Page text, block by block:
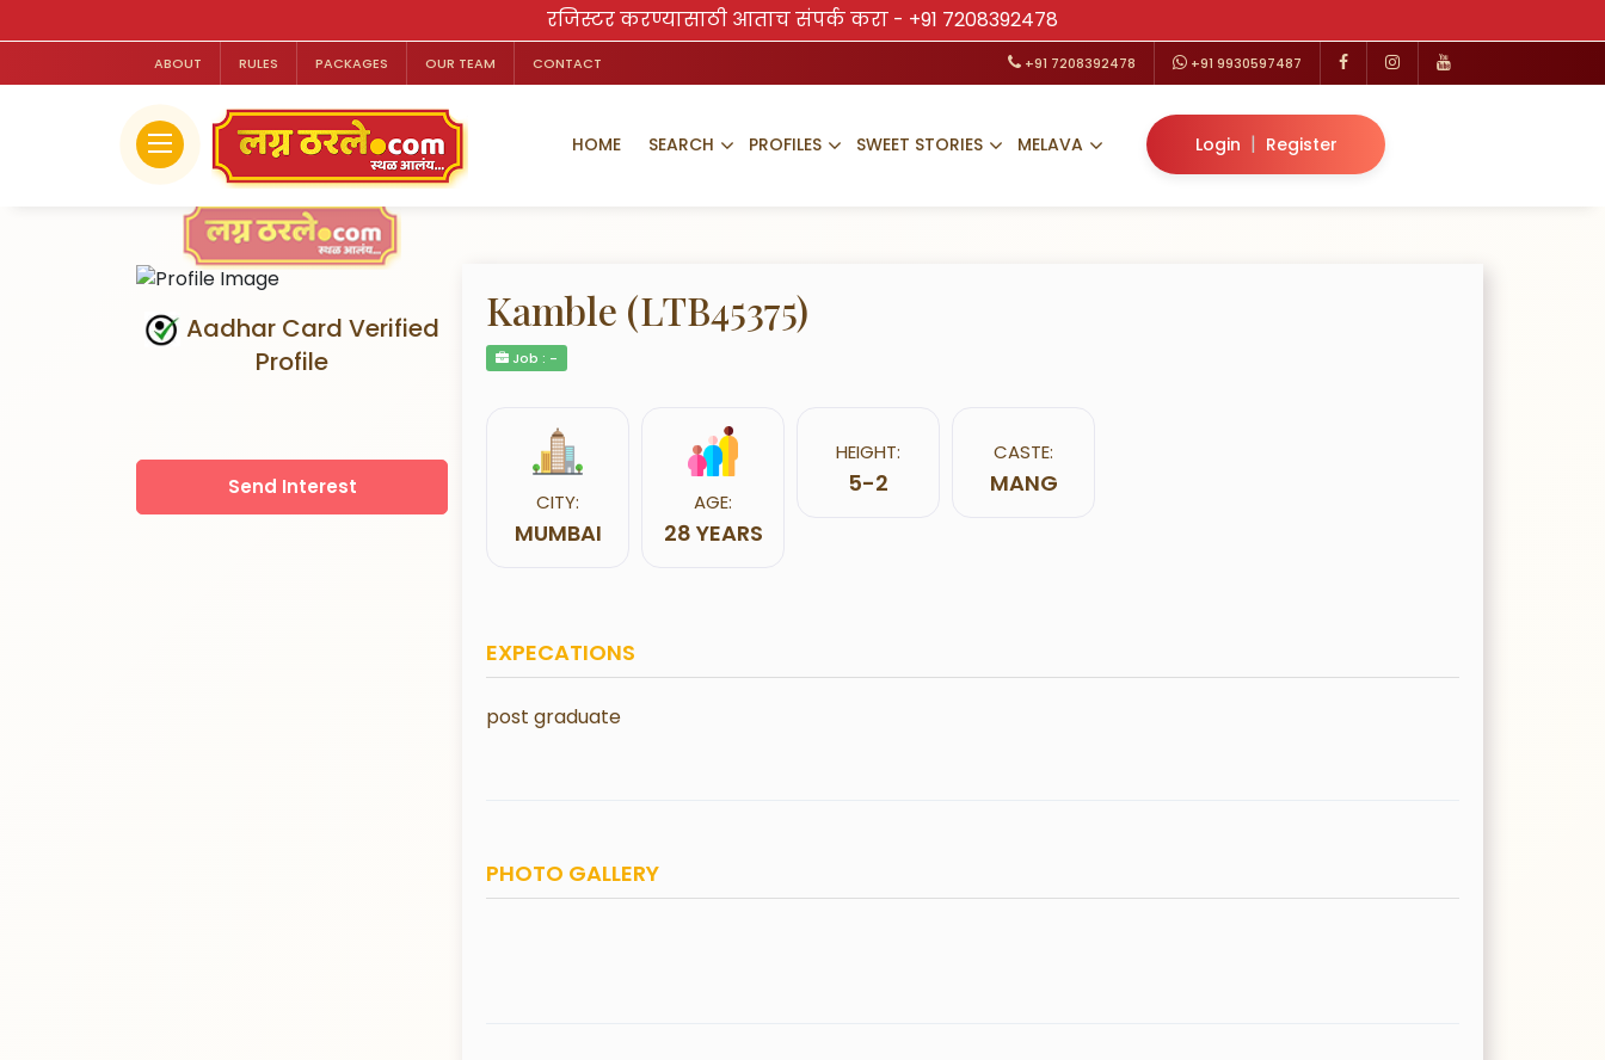
रजिस्टर करण्यासाठी आताच संपर्क करा - +91 7208392478
ABOUT RULES PACKAGES OUR TEAM CONTACT +91 7208392478 +91 9930597487
HOME SEARCH PROFILES SWEET STORIES MELAVA Login | Register
Aadhar Card Verified
Profile
Send Interest
Kamble (LTB45375)
Job : -
CITY:
MUMBAI
AGE:
28 YEARS
HEIGHT:
5-2
CASTE:
MANG
EXPECATIONS
post graduate
PHOTO GALLERY